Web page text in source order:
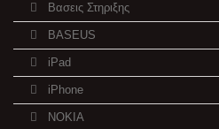
Βασεις Στηριξης
BASEUS
iPad
iPhone
NOKIA